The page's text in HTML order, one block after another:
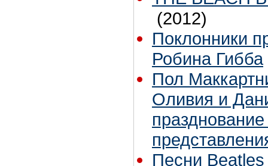
(2012)
Поклонники
Робина Гибба
Пол
Оливия и
Песни